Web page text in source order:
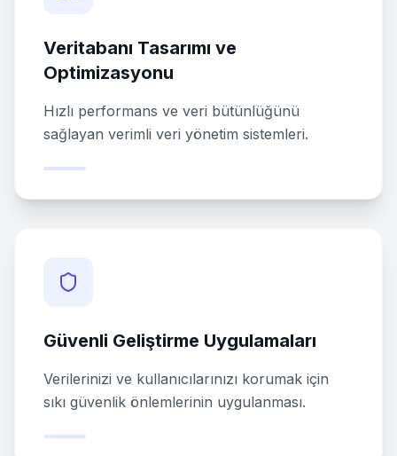
Veritabanı Tasarımı ve
Optimizasyonu
Hızlı performans ve veri bütünlüğünü
sağlayan verimli veri yönetim sistemleri.
Güvenli Geliştirme Uygulamaları
Verilerinizi ve kullanıcılarınızı korumak için
sıkı güvenlik önlemlerinin uygulanması.